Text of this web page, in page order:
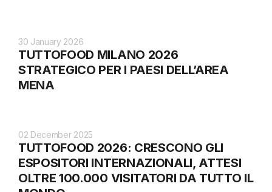
30 January 2026
TUTTOFOOD MILANO 2026
STRATEGICO PER I PAESI DELL’AREA
MENA
02 December 2025
TUTTOFOOD 2026: CRESCONO GLI
ESPOSITORI INTERNAZIONALI, ATTESI
OLTRE 100.000 VISITATORI DA TUTTO IL